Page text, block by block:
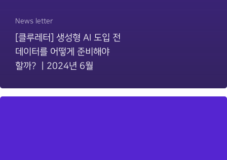
News letter
[클루레터] 생성형 AI 도입 전
데이터를 어떻게 준비해야
할까? ㅣ2024년 6월